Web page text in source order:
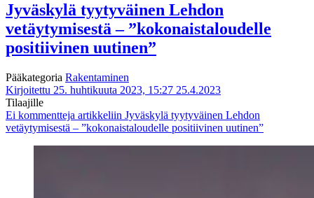
Jyväskylä tyytyväinen Lehdon
vetäytymisestä – ”kokonaistaloudelle
positiivinen uutinen”
Pääkategoria Rakentaminen
Kirjoitettu 25. huhtikuuta 2023, 15:27 25.4.2023
Tilaajille
Ei kommentteja artikkeliin Jyväskylä tyytyväinen Lehdon
vetäytymisestä – ”kokonaistaloudelle positiivinen uutinen”